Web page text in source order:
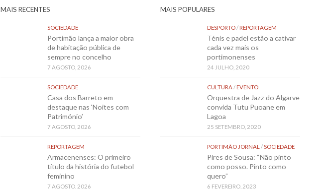
MAIS RECENTES
SOCIEDADE
Portimão lança a maior obra
de habitação pública de
sempre no concelho
7 AGOSTO, 2026
SOCIEDADE
Casa dos Barreto em
destaque nas ‘Noites com
Património’
7 AGOSTO, 2026
REPORTAGEM
Armacenenses: O primeiro
título da história do futebol
feminino
7 AGOSTO, 2026
MAIS POPULARES
DESPORTO/REPORTAGEM
Ténis e padel estão a cativar
cada vez mais os
portimonenses
24 JULHO, 2020
CULTURA/EVENTO
Orquestra de Jazz do Algarve
convida Tutu Puoane em
Lagoa
25 SETEMBRO, 2020
PORTIMÃO JORNAL /SOCIEDADE
Pires de Sousa: “Não pinto
como posso. Pinto como
quero”
6 FEVEREIRO, 2023